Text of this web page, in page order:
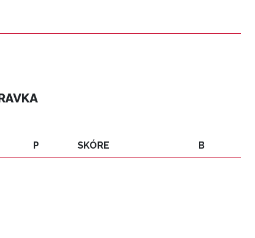
P SKÓRE B